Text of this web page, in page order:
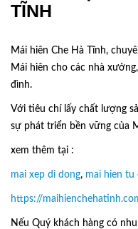
TĨNH
Mái hiên Che Hà Tĩnh,
Mái hiên cho các nhà
đình.
Với tiêu chí lấy chất lượng
sự phát triển bền vững của
xem thêm tại :
mai xep di dong, mai hien tu
https://
Nếu Quý khách hàng có